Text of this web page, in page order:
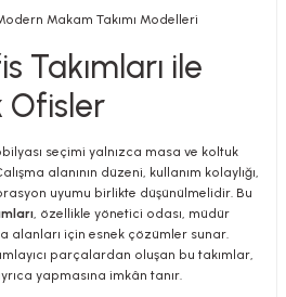
Takımları ile
Ofisler
seçimi yalnızca masa ve koltuk
alanının düzeni, kullanım kolaylığı,
uyumu birlikte düşünülmelidir. Bu
, özellikle yönetici odası, müdür
alanları için esnek çözümler sunar.
parçalardan oluşan bu takımlar,
yapmasına imkân tanır.